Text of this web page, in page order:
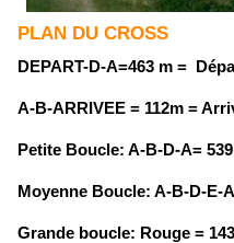
PLAN DU CROSS
DEPART-D-A=463 m =
A-B-ARRIVEE = 112m =
Petite Boucle: A-B-D-A=
Moyenne Boucle: A-B-D-E-
Grande boucle: Rouge =